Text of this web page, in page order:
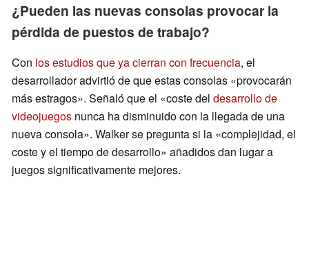
¿Pueden las nuevas consolas provocar la
pérdida de puestos de trabajo?
Con los estudios que ya cierran con frecuencia, el
desarrollador advirtió de que estas consolas «provocarán
más estragos». Señaló que el «coste del desarrollo de
videojuegos nunca ha disminuido con la llegada de una
nueva consola». Walker se pregunta si la «complejidad, el
coste y el tiempo de desarrollo» añadidos dan lugar a
juegos significativamente mejores.